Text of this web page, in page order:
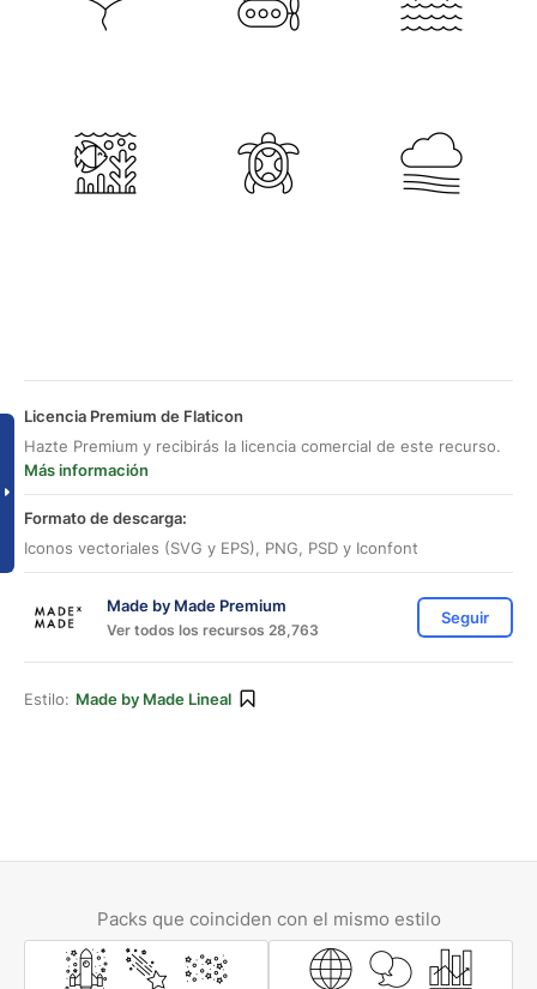
Licencia Premium de Flaticon
Hazte Premium y recibirás la licencia comercial de este recurso.
Más información
Formato de descarga:
Iconos vectoriales (SVG y EPS), PNG, PSD y Iconfont
Made by Made Premium
Ver todos los recursos 28,763
Seguir
Estilo: Made by Made Lineal
Packs que coinciden con el mismo estilo